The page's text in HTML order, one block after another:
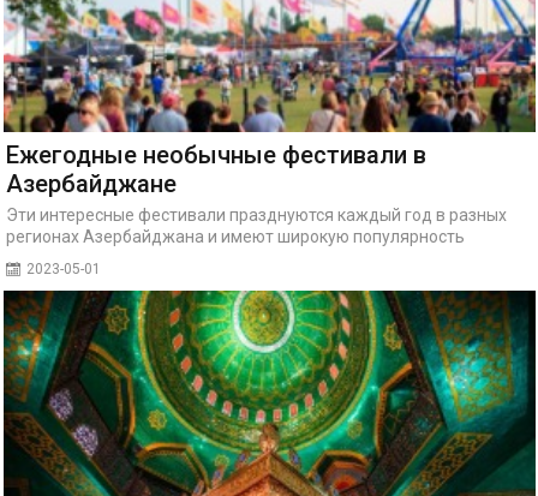
Ежегодные необычные фестивали в
Азербайджане
Эти интересные фестивали празднуются каждый год в разных
регионах Азербайджана и имеют широкую популярность
2023-05-01